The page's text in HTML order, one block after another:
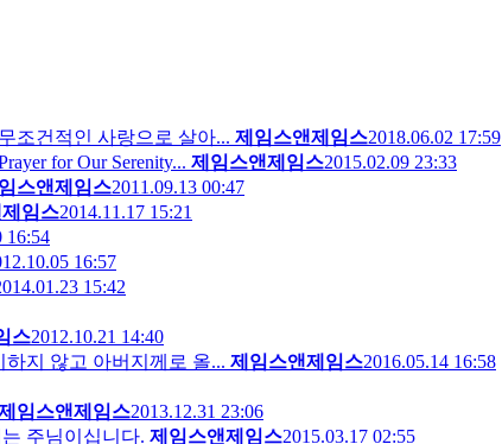
조건적인 사랑으로 살아... 제임스앤제임스2018.06.02 17:59
for Our Serenity... 제임스앤제임스2015.02.09 23:33
스앤제임스2011.09.13 00:47
임스2014.11.17 15:21
16:54
16:57
15:42
스2012.10.21 14:40
지 않고 아버지께로 올... 제임스앤제임스2016.05.14 16:58
임스앤제임스2013.12.31 23:06
주님이십니다. 제임스앤제임스2015.03.17 02:55